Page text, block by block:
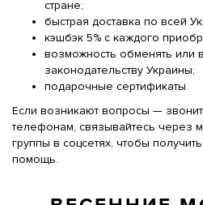
стране;
быстрая доставка по всей
кэшбэк 5% с каждого
возможность обменять или
законодательству Украины;
подарочные сертификаты.
Если возникают вопросы —
телефонам, связывайтесь через
группы в соцсетях, чтобы
помощь.